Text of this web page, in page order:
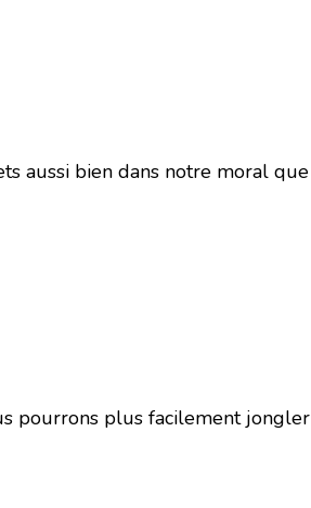
aussi bien dans notre moral
pourrons plus facilement